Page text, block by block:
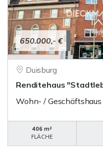
650.000,- €
Duisburg
Renditehaus
Wohn- / Geschäftshaus
406 m²
FLÄCHE